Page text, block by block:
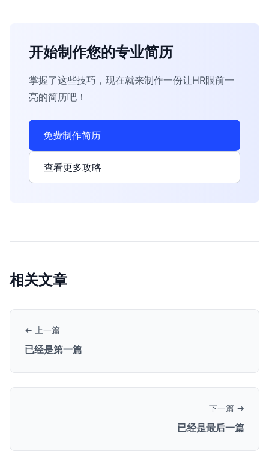
开始制作您的专业简历
掌握了这些技巧，现在就来制作一份让HR眼前一
亮的简历吧！
免费制作简历
查看更多攻略
相关文章
← 上一篇
已经是第一篇
下一篇 →
已经是最后一篇